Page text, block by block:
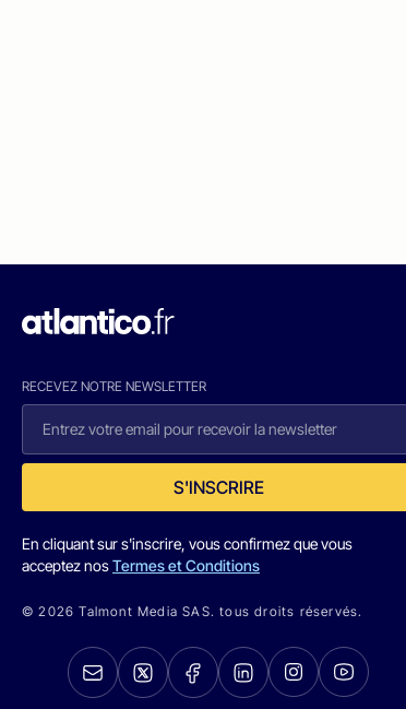
RECEVEZ NOTRE NEWSLETTER
S'INSCRIRE
En cliquant sur s'inscrire, vous confirmez que vous
acceptez nosTermes et Conditions
© 2026 Talmont Media SAS. tous droits réservés.